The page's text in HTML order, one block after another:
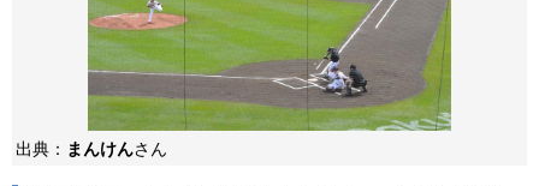
出典： まんけんさん